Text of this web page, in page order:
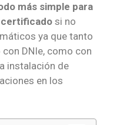
más simple para
si no
ya que tanto
DNIe, como con
instalación de
en los